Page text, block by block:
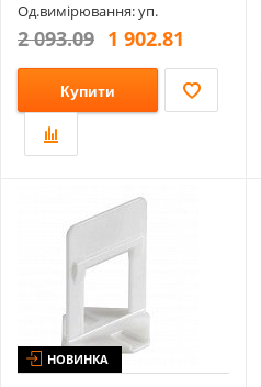
Од.вимірювання: уп.
2 093.09 1 902.81
Купити
НОВИНКА